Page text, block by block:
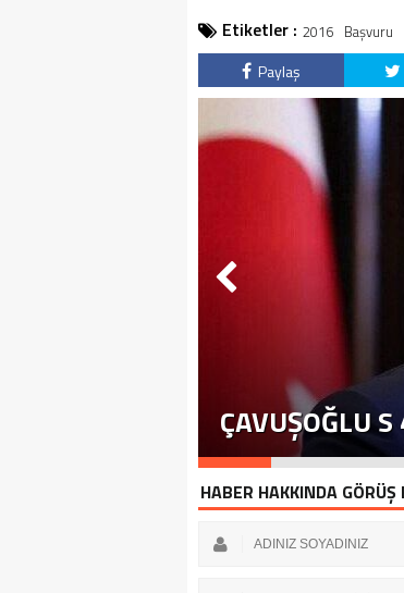
Etiketler : 2016 Başvuru
Paylaş
ÇAVUŞOĞLU
HABER HAKKINDA GÖRÜŞ